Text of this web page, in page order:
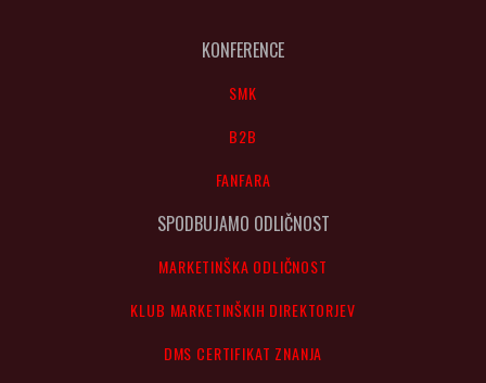
KONFERENCE
SMK
B2B
FANFARA
SPODBUJAMO ODLIČNOST
MARKETINŠKA ODLIČNOST
KLUB MARKETINŠKIH DIREKTORJEV
DMS CERTIFIKAT ZNANJA